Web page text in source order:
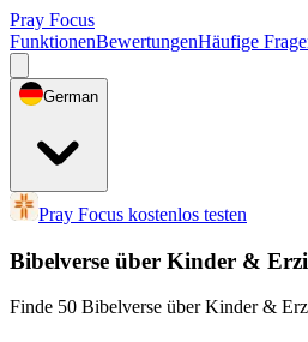
Pray Focus
FunktionenBewertungenHäufige
German
Pray Focus kostenlos testen
Bibelverse über Kinder &
Finde 50 Bibelverse über Kinder &